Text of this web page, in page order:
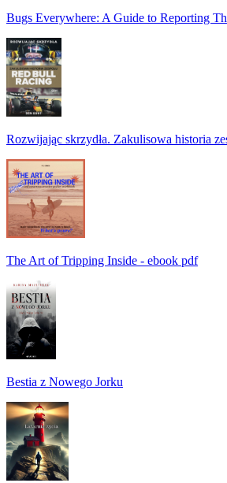
Bugs Everywhere: A Guide to Reporting
Rozwijając skrzydła. Zakulisowa historia
The Art of Tripping Inside - ebook pdf
Bestia z Nowego Jorku